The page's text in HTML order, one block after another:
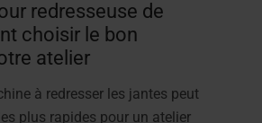
redresseuse de
choisir le bon
atelier
à redresser les jantes peut
plus rapides pour un atelier